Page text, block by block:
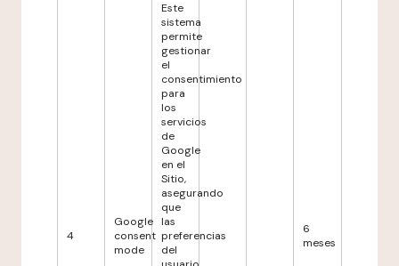
4
Google
consent
mode
Este
sistema
permite
gestionar
el
consentimiento
para
los
servicios
de
Google
en el
Sitio,
asegurando
que
las
preferencias
del
6
meses